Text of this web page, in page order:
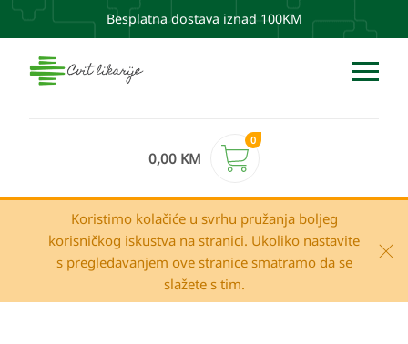
Besplatna dostava iznad 100KM
0,00 KM
0
Koristimo kolačiće u svrhu pružanja boljeg
korisničkog iskustva na stranici. Ukoliko nastavite
s pregledavanjem ove stranice smatramo da se
slažete s tim.